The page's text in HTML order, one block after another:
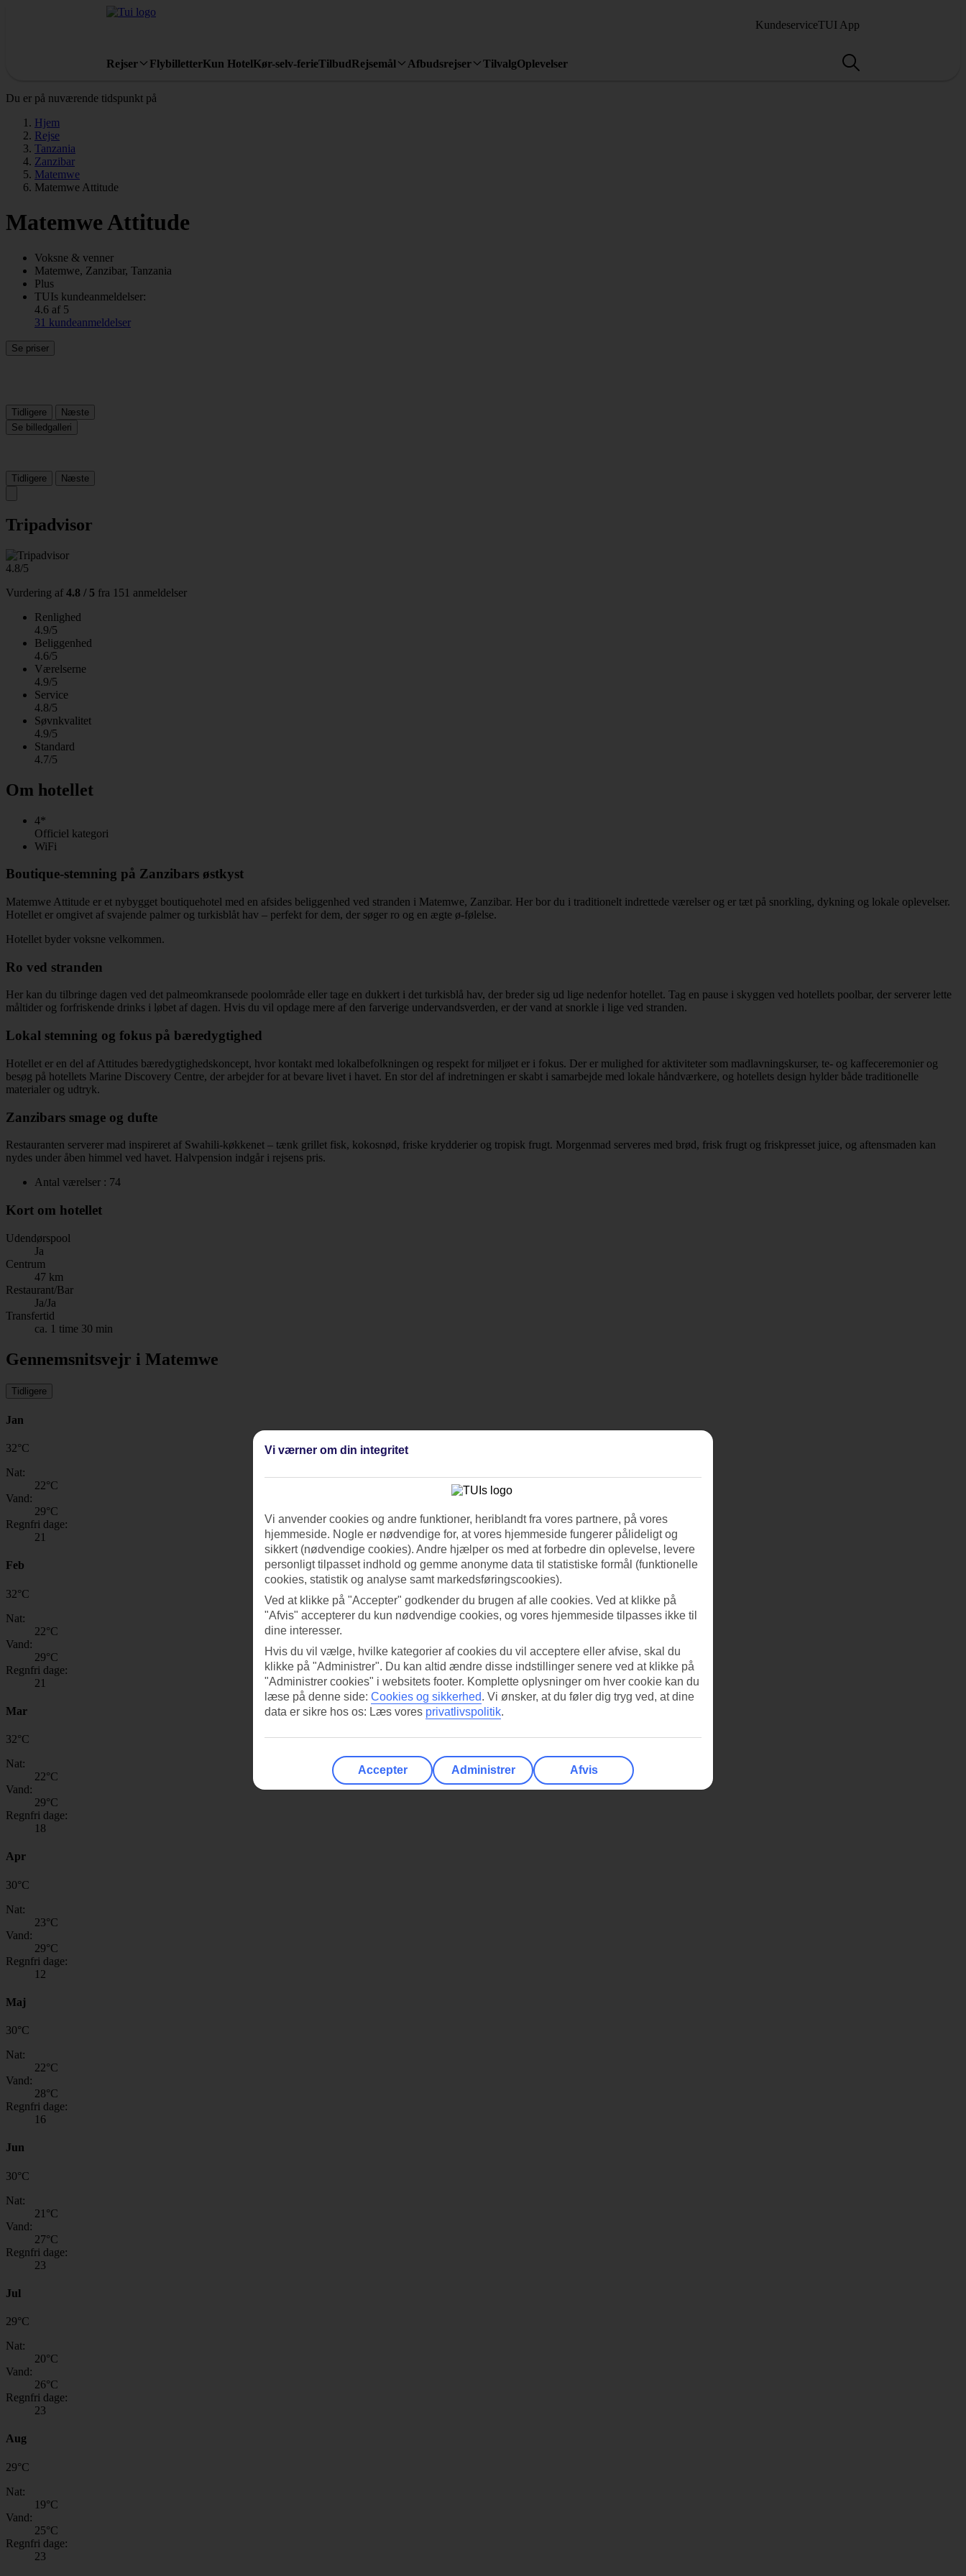
KundeserviceTUI App
Rejser FlybilletterKun HotelKør-selv-ferieTilbudRejsemål Afbudsrejser TilvalgOplevelser
Du er på nuværende tidspunkt på
Hjem
Rejse
Tanzania
Zanzibar
Matemwe
Matemwe Attitude
Matemwe Attitude
Voksne & venner
Matemwe, Zanzibar, Tanzania
Plus
TUIs kundeanmeldelser:
4.6 af 5
31 kundeanmeldelser
Se priser
Tidligere
Næste
Se billedgalleri
Tidligere Næste
Tripadvisor
4.8/5
Vurdering af 4.8 / 5 fra 151 anmeldelser
Renlighed
4.9/5
Beliggenhed
4.6/5
Værelserne
4.9/5
Service
4.8/5
Søvnkvalitet
4.9/5
Standard
4.7/5
Om hotellet
4*
Officiel kategori
WiFi
Boutique-stemning på Zanzibars østkyst
Matemwe Attitude er et nybygget boutiquehotel med en afsides beliggenhed ved stranden i Matemwe, Zanzibar. Her bor du i traditionelt indrettede værelser og er tæt på snorkling, dykning og lokale oplevelser.
Hotellet er omgivet af svajende palmer og turkisblåt hav – perfekt for dem, der søger ro og en ægte ø-følelse.
Hotellet byder voksne velkommen.
Ro ved stranden
Her kan du tilbringe dagen ved det palmeomkransede poolområde eller tage en dukkert i det turkisblå hav, der breder sig ud lige nedenfor hotellet. Tag en pause i skyggen ved hotellets poolbar, der serverer lette
måltider og forfriskende drinks i løbet af dagen. Hvis du vil opdage mere af den farverige undervandsverden, er der vand at snorkle i lige ved stranden.
Lokal stemning og fokus på bæredygtighed
Hotellet er en del af Attitudes bæredygtighedskoncept, hvor kontakt med lokalbefolkningen og respekt for miljøet er i fokus. Der er mulighed for aktiviteter som madlavningskurser, te- og kaffeceremonier og
besøg på hotellets Marine Discovery Centre, der arbejder for at bevare livet i havet. En stor del af indretningen er skabt i samarbejde med lokale håndværkere, og hotellets design hylder både traditionelle
materialer og udtryk.
Zanzibars smage og dufte
Restauranten serverer mad inspireret af Swahili-køkkenet – tænk grillet fisk, kokosnød, friske krydderier og tropisk frugt. Morgenmad serveres med brød, frisk frugt og friskpresset juice, og aftensmaden kan
nydes under åben himmel ved havet. Halvpension indgår i rejsens pris.
Antal værelser : 74
Kort om hotellet
Udendørspool
Ja
Centrum
47 km
Restaurant/Bar
Ja/Ja
Transfertid
ca. 1 time 30 min
Gennemsnitsvejr i Matemwe
Tidligere
Jan
32°C
Nat:
22°C
Vand:
29°C
Regnfri dage:
21
Feb
32°C
Nat:
22°C
Vand:
29°C
Regnfri dage:
21
Mar
32°C
Nat:
22°C
Vand:
29°C
Regnfri dage:
18
Apr
30°C
Nat:
23°C
Vand:
29°C
Regnfri dage:
12
Maj
30°C
Nat:
22°C
Vand:
28°C
Regnfri dage:
16
Jun
30°C
Nat:
21 °C
Vand:
27°C
Regnfri dage:
23
Jul
29°C
Nat:
20°C
Vand:
26°C
Regnfri dage:
23
Aug
29°C
Nat:
19°C
Vand:
25°C
Regnfri dage:
23
Vi værner om din integritet
Vi anvender cookies og andre funktioner, heriblandt fra vores partnere, på vores
hjemmeside. Nogle er nødvendige for, at vores hjemmeside fungerer pålideligt og
sikkert (nødvendige cookies). Andre hjælper os med at forbedre din oplevelse, levere
personligt tilpasset indhold og gemme anonyme data til statistiske formål (funktionelle
cookies, statistik og analyse samt markedsføringscookies).
Ved at klikke på "Accepter" godkender du brugen af alle cookies. Ved at klikke på
"Afvis" accepterer du kun nødvendige cookies, og vores hjemmeside tilpasses ikke til
dine interesser.
Hvis du vil vælge, hvilke kategorier af cookies du vil acceptere eller afvise, skal du
klikke på "Administrer". Du kan altid ændre disse indstillinger senere ved at klikke på
"Administrer cookies" i websitets footer. Komplette oplysninger om hver cookie kan du
læse på denne side: Cookies og sikkerhed. Vi ønsker, at du føler dig tryg ved, at dine
data er sikre hos os: Læs vores privatlivspolitik.
Accepter Administrer Afvis